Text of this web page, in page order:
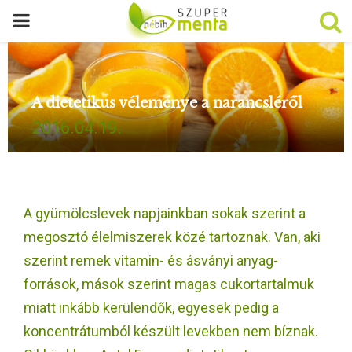
P
R
I
M
R
Y
M
A dietetikus véleménye a narancsléről
2016.04.19.
A gyümölcslevek napjainkban sokak szerint a
megosztó élelmiszerek közé tartoznak. Van, aki
szerint remek vitamin- és ásványi anyag-
források, mások szerint magas cukortartalmuk
miatt inkább kerülendők, egyesek pedig a
koncentrátumból készült levekben nem bíznak.